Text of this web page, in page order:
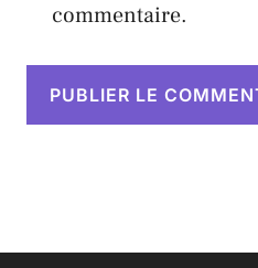
commentaire.
e